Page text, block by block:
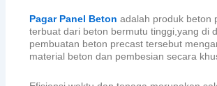
Pagar Panel Betonadalah produk beton
terbuat dari beton bermutu tinggi,yang di
pembuatan beton precast tersebut
material beton dan pembesian secara